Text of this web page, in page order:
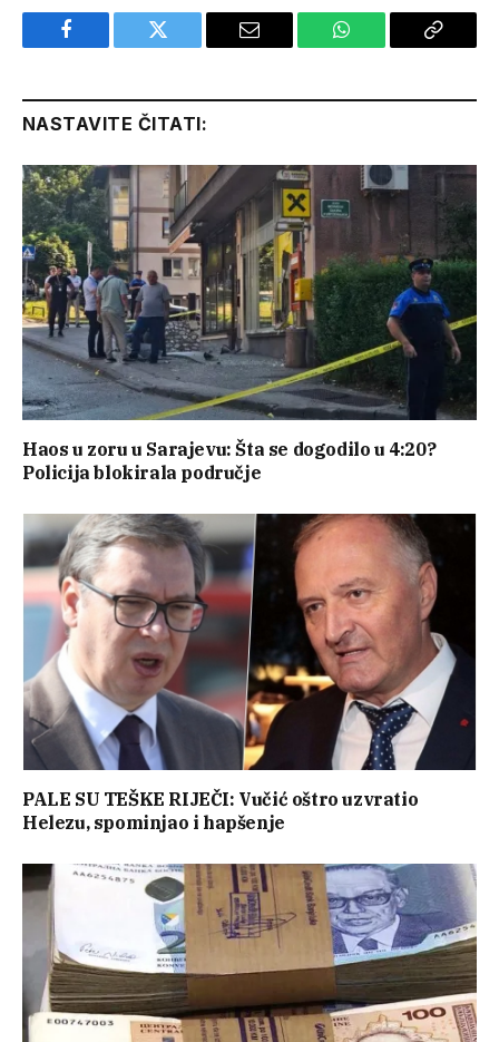
Facebook Twitter Email WhatsApp Copy
NASTAVITE ČITATI:
Haos u zoru u Sarajevu: Šta se dogodilo u 4:20?
Policija blokirala područje
PALE SU TEŠKE RIJEČI: Vučić oštro uzvratio
Helezu, spominjao i hapšenje